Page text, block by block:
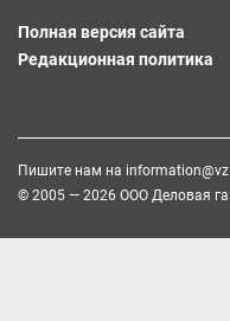
Полная версия сайта
Редакционная политика
Пишите нам на
© 2005 — 2026 ООО Деловая